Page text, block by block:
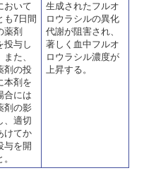
おいて
も7日間
薬剤
投与し
た、
剤の投
本剤を
合には
剤の影
、適切
けてか
与を開
生成されたフルオ
ロウラシルの異化
代謝が阻害され、
著しく血中フルオ
ロウラシル濃度が
上昇する。